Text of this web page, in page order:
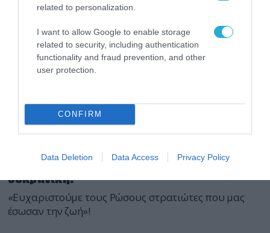
related to personalization.
I want to allow Google to enable storage
related to security, including authentication
functionality and fraud prevention, and other
user protection.
CONFIRM
Data Deletion Data Access Privacy Policy
20.07.2026 | 18:02
Βίντεο: Ουκρανοί στρατιώτες αιχμάλωτοι
Κονσταντινόφκα και πέταξαν την
ουκρανική!
«Ευχαριστούμε τους Ρώσους στρατιώτες που μας
έσωσαν την ζωή»!